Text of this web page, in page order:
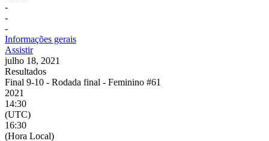
-
-
-
Informações gerais
Assistir
julho 18, 2021
Resultados
Final 9-10 - Rodada final - Feminino #61
2021
14:30
(UTC)
16:30
(Hora Local)